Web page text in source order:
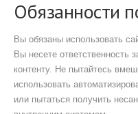
Обязанности
Вы обязаны использовать
Вы несете ответственность
контенту. Не пытайтесь
использовать
или пытаться получить